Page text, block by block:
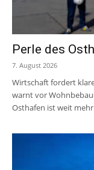
Perle des
7. August 2026
Wirtschaft fordert
warnt vor
Osthafen ist weit